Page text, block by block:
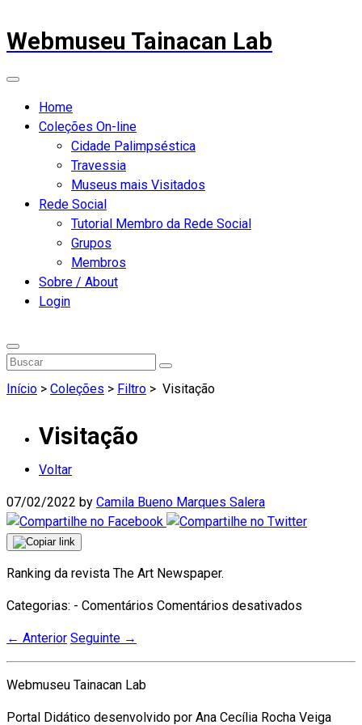
Webmuseu Tainacan Lab
Home
Coleções On-line
Cidade Palimpséstica
Travessia
Museus mais Visitados
Rede Social
Tutorial Membro da Rede Social
Grupos
Membros
Sobre / About
Login
Início > Coleções > Filtro > Visitação
Visitação
Voltar
07/02/2022 by Camila Bueno Marques Salera
Ranking da revista The Art Newspaper.
Categorias: - Comentários Comentários desativados
← Anterior Seguinte →
Webmuseu Tainacan Lab
Portal Didático desenvolvido por Ana Cecília Rocha Veiga